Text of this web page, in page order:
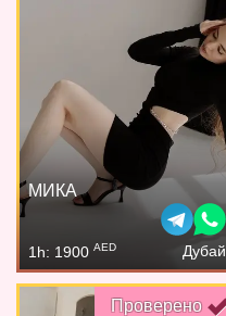
МИКА
1h: 1900 AED Дубай
Проверено